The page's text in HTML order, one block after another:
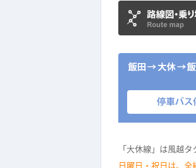
「大休線」は風越
日曜日・祝日は、全